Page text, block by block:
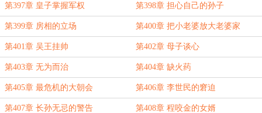
第397章 皇子掌握军权 第398章 担心自己的孙子
第399章 房相的立场 第400章 把小老婆放大老婆家
第401章 吴王挂帅 第402章 母子谈心
第403章 无为而治 第404章 缺火药
第405章 最危机的大朝会 第406章 李世民的窘迫
第407章 长孙无忌的警告 第408章 程咬金的女婿